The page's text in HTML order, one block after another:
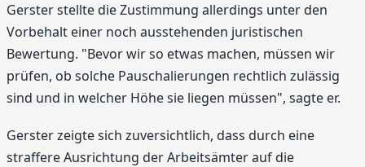
Gerster stellte die Zustimmung allerdings unter den
Vorbehalt einer noch ausstehenden juristischen
Bewertung. "Bevor wir so etwas machen, müssen wir
prüfen, ob solche Pauschalierungen rechtlich zulässig
sind und in welcher Höhe sie liegen müssen", sagte er.
Gerster zeigte sich zuversichtlich, dass durch eine
straffere Ausrichtung der Arbeitsämter auf die